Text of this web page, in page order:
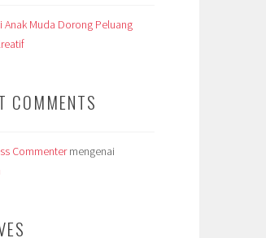
Anak Muda Dorong Peluang
COMMENTS
Commentermengenai